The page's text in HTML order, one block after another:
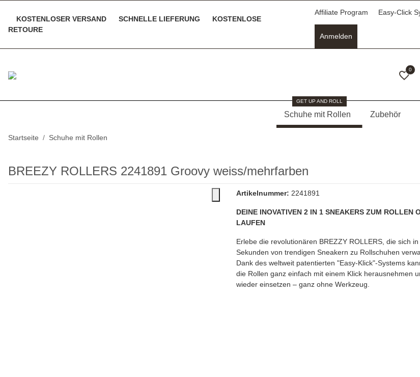
KOSTENLOSER VERSAND SCHNELLE LIEFERUNG
KOSTENLOSE
RETOURE
Affiliate Program Easy-Click
Anmelden
0
Schuhe mit Rollen
GET UP AND ROLL
Zubehör
Startseite Schuhe mit Rollen
BREEZY ROLLERS 2241891 Groovy weiss/mehrfarben
Artikelnummer: 2241891
DEINE INOVATIVEN 2 IN 1 SNEAKERS ZUM ROLLEN
LAUFEN
Erlebe die revolutionären BREZZY ROLLERS, die sich in
Sekunden von trendigen Sneakern zu Rollschuhen
Dank des weltweit patentierten "Easy-Klick"-Systems
die Rollen ganz einfach mit einem Klick herausnehmen
wieder einsetzen – ganz ohne Werkzeug.